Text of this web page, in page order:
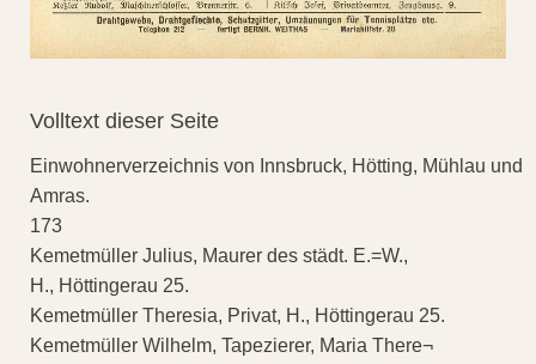
Volltext dieser Seite
Einwohnerverzeichnis von Innsbruck, Hötting, Mühlau und
Amras.
173
Kemetmüller Julius, Maurer des städt. E.=W.,
H., Höttingerau 25.
Kemetmüller Theresia, Privat, H., Höttingerau 25.
Kemetmüller Wilhelm, Tapezierer, Maria There¬